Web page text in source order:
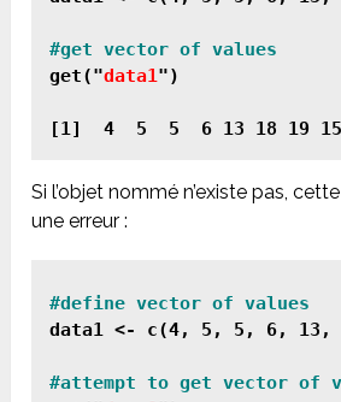
get("data1")
Si l’objet nommé n’existe pas,
une erreur :
data1 <- c(4, 5, 5, 6, 13,